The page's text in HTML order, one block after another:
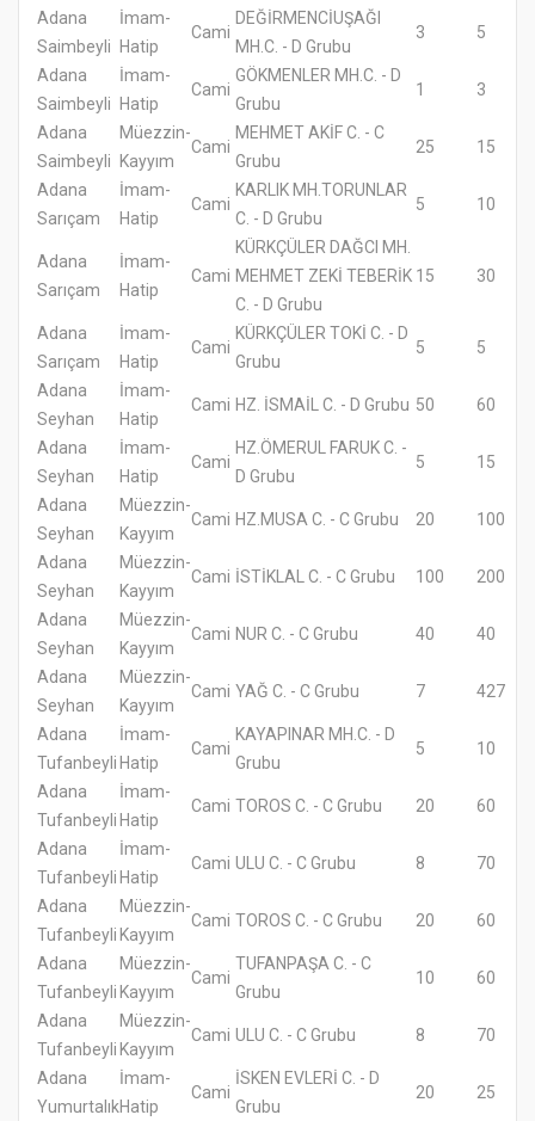
Adana
Saimbeyli
İmam-
Hatip
Cami
DEĞİRMENCİUŞAĞI
MH.C. - D Grubu
3 5
Adana
Saimbeyli
İmam-
Hatip
Cami
GÖKMENLER MH.C. - D
Grubu
1 3
Adana
Saimbeyli
Müezzin-
Kayyım
Cami
MEHMET AKİF C. - C
Grubu
25 15
Adana
Sarıçam
İmam-
Hatip
Cami
KARLIK MH.TORUNLAR
C. - D Grubu
5 10
Adana
Sarıçam
İmam-
Hatip
Cami
KÜRKÇÜLER DAĞCI MH.
MEHMET ZEKİ TEBERİK
C. - D Grubu
15 30
Adana
Sarıçam
İmam-
Hatip
Cami
KÜRKÇÜLER TOKİ C. - D
Grubu
5 5
Adana
Seyhan
İmam-
Hatip
Cami HZ. İSMAİL C. - D Grubu 50 60
Adana
Seyhan
İmam-
Hatip
Cami
HZ.ÖMERUL FARUK C. -
D Grubu
5 15
Adana
Seyhan
Müezzin-
Kayyım
Cami HZ.MUSA C. - C Grubu 20 100
Adana
Seyhan
Müezzin-
Kayyım
Cami İSTİKLAL C. - C Grubu 100 200
Adana
Seyhan
Müezzin-
Kayyım
Cami NUR C. - C Grubu 40 40
Adana
Seyhan
Müezzin-
Kayyım
Cami YAĞ C. - C Grubu 7 427
Adana
Tufanbeyli
İmam-
Hatip
Cami
KAYAPINAR MH.C. - D
Grubu
5 10
Adana
Tufanbeyli
İmam-
Hatip
Cami TOROS C. - C Grubu 20 60
Adana
Tufanbeyli
İmam-
Hatip
Cami ULU C. - C Grubu 8 70
Adana
Tufanbeyli
Müezzin-
Kayyım
Cami TOROS C. - C Grubu 20 60
Adana
Tufanbeyli
Müezzin-
Kayyım
Cami
TUFANPAŞA C. - C
Grubu
10 60
Adana
Tufanbeyli
Müezzin-
Kayyım
Cami ULU C. - C Grubu 8 70
Adana
Yumurtalık
İmam-
Hatip
Cami
İSKEN EVLERİ C. - D
Grubu
20 25